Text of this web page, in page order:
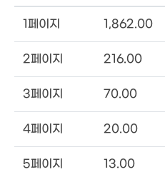
1페이지 1,862.00
2페이지 216.00
3페이지 70.00
4페이지 20.00
5페이지 13.00